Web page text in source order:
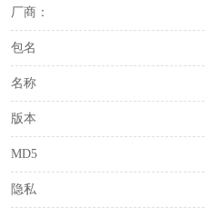
厂商：
包名
名称
版本
MD5
隐私